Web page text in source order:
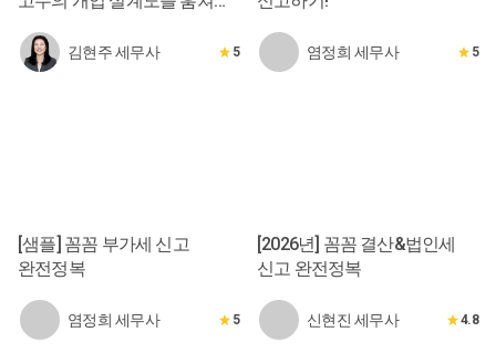
김현주 세무사 5 염정희 세무사 5
[샘플] 꼼꼼 부가세 신고
완전정복
염정희 세무사 5
[2026년] 꼼꼼 결산&법인세
신고 완전정복
신현진 세무사 4.8